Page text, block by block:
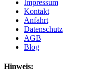
Impressum
Kontakt
Anfahrt
Datenschutz
AGB
Blog
Hinweis: